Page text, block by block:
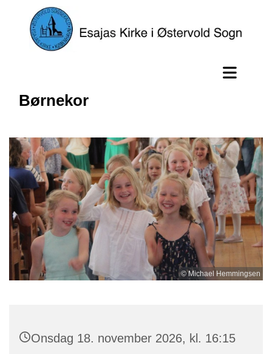
Børnekor
© Michael Hemmingsen
Onsdag 18. november 2026, kl. 16:15